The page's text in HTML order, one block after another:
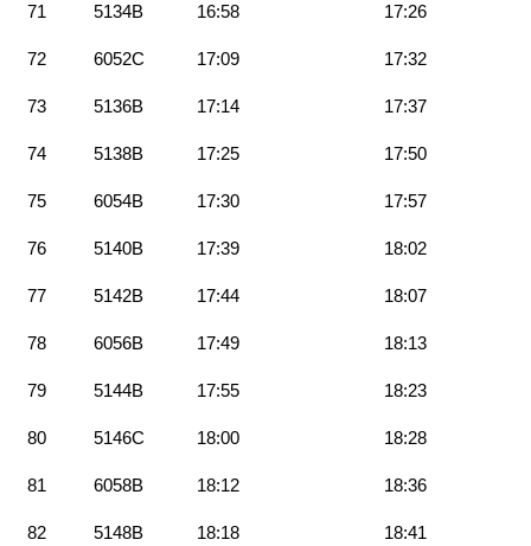
71 5134B 16:58 17:26
72 6052C 17:09 17:32
73 5136B 17:14 17:37
74 5138B 17:25 17:50
75 6054B 17:30 17:57
76 5140B 17:39 18:02
77 5142B 17:44 18:07
78 6056B 17:49 18:13
79 5144B 17:55 18:23
80 5146C 18:00 18:28
81 6058B 18:12 18:36
82 5148B 18:18 18:41